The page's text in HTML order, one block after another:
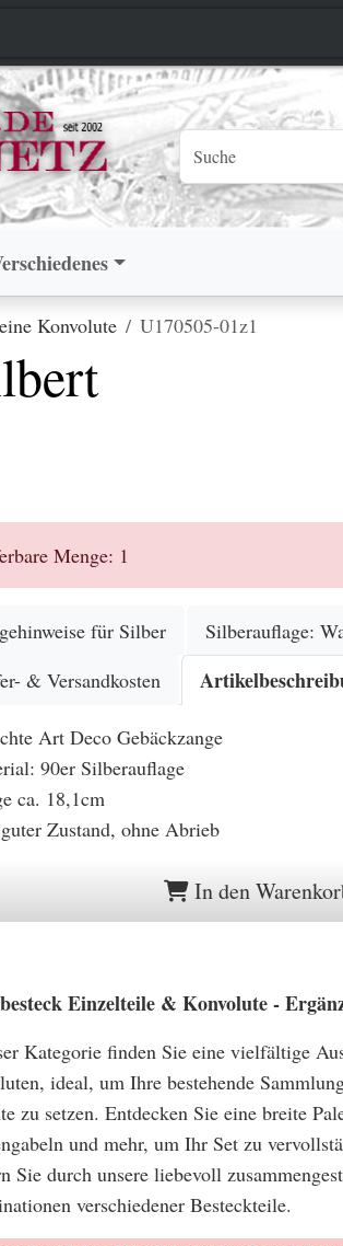
Konvolute U170505-01z1
Menge: 1
für Silber Silberauflage:
& Versandkosten
Art Deco Gebäckzange
90er Silberauflage
ca. 18,1cm
Zustand, ohne Abrieb
In den
Einzelteile & Konvolute -
Kategorie finden Sie eine vielfältige
ideal, um Ihre bestehende
zu setzen. Entdecken Sie eine breite
und mehr, um Ihr Set zu
Sie durch unsere liebevoll
verschiedener Besteckteile.